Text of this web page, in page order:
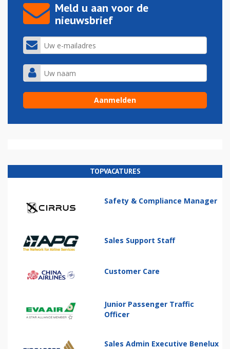
Meld u aan voor de
nieuwsbrief
TOPVACATURES
Safety & Compliance Manager
Sales Support Staff
Customer Care
Junior Passenger Traffic
Officer
Sales Admin Executive Benelux